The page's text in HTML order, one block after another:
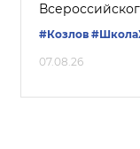
#Козлов
07.08.26